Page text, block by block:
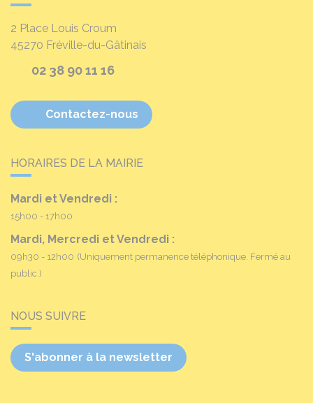
2 Place Louis Croum
45270 Fréville-du-Gâtinais
02 38 90 11 16
Contactez-nous
HORAIRES DE LA MAIRIE
Mardi et Vendredi :
15h00 - 17h00
Mardi, Mercredi et Vendredi :
09h30 - 12h00 (Uniquement permanence téléphonique. Fermé au
public.)
NOUS SUIVRE
S'abonner à la newsletter